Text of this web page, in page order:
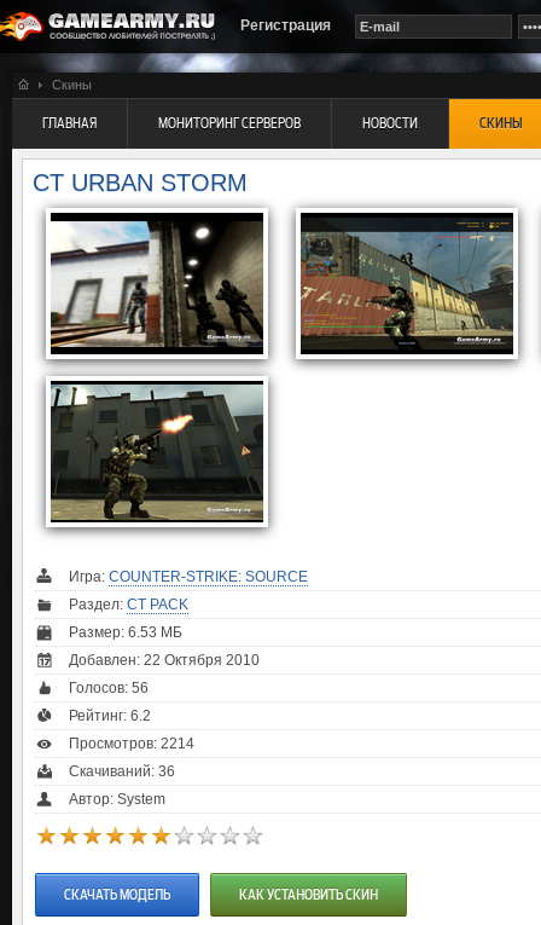
Регистрация
Скины
ГЛАВНАЯ МОНИТОРИНГ СЕРВЕРОВ НОВОСТИ СКИНЫ
CT URBAN STORM
Игра: COUNTER-STRIKE: SOURCE
Раздел: CT PACK
Размер: 6.53 МБ
Добавлен: 22 Октября 2010
Голосов: 56
Рейтинг: 6.2
Просмотров: 2214
Скачиваний: 36
Автор: System
СКАЧАТЬ МОДЕЛЬ КАК УСТАНОВИТЬ СКИН